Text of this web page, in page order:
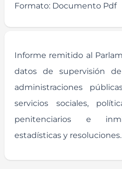
Formato: Documento Pdf
Informe remitido al
datos de supervisión
administraciones
servicios sociales,
penitenciarios e
estadísticas y resoluciones.